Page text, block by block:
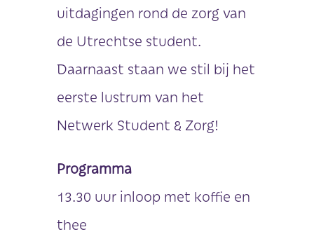
uitdagingen rond de zorg van
de Utrechtse student.
Daarnaast staan we stil bij het
eerste lustrum van het
Netwerk Student & Zorg!
Programma
13.30 uur inloop met koffie en
thee